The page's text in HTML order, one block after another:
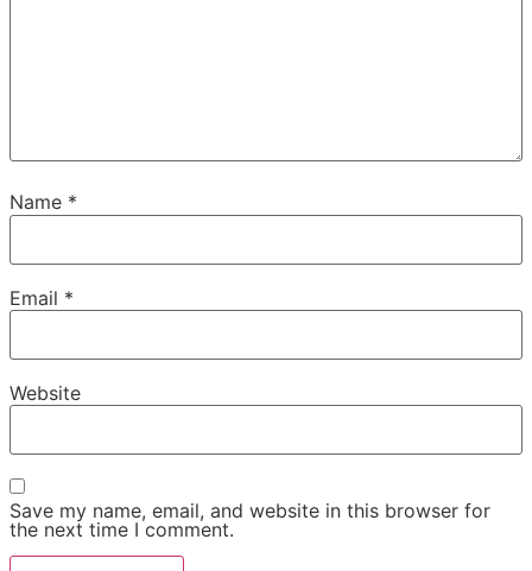
Name *
Email *
Website
Save my name, email, and website in this browser for
the next time I comment.